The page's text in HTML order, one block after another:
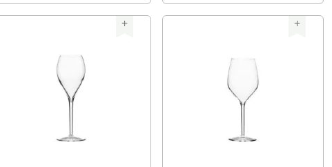
+ +